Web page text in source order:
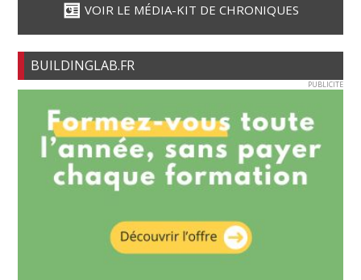
VOIR LE MÉDIA-KIT DE CHRONIQUES
BUILDINGLAB.FR
PUBLICITE